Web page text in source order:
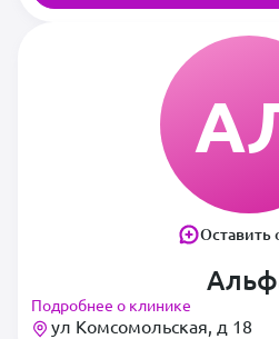
Оставить
Подробнее о клинике
ул Комсомольская, д 18